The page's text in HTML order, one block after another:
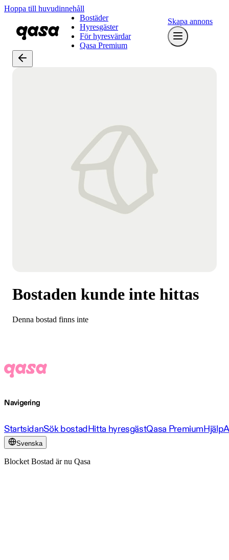
Hoppa till huvudinnehåll
Bostäder
Hyresgäster
För hyresvärdar
Qasa Premium
Skapa annons
Bostaden kunde inte hittas
Denna bostad finns inte
Navigering
StartsidanSök bostadHitta hyresgästQasa PremiumHjälp
Svenska
Blocket Bostad är nu Qasa